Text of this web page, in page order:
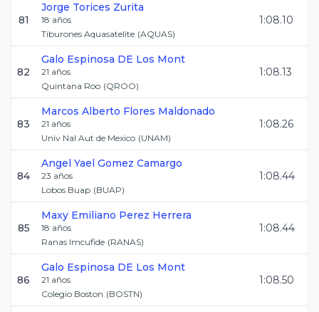
81
Jorge Torices Zurita
18 años
Tiburones Aquasatelite (AQUAS)
1:08.10
82
Galo Espinosa DE Los Mont
21 años
Quintana Roo (QROO)
1:08.13
83
Marcos Alberto Flores Maldonado
21 años
Univ Nal Aut de Mexico (UNAM)
1:08.26
84
Angel Yael Gomez Camargo
23 años
Lobos Buap (BUAP)
1:08.44
85
Maxy Emiliano Perez Herrera
18 años
Ranas Imcufide (RANAS)
1:08.44
86
Galo Espinosa DE Los Mont
21 años
Colegio Boston (BOSTN)
1:08.50